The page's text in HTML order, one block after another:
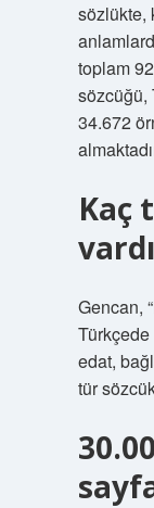
sözlükte,
toplam
sözcüğü,
34.672
Kaç
Gencan,
Türkçede
edat,
tür